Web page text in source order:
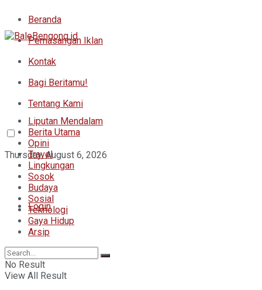
Beranda
Pemasangan Iklan
Kontak
Bagi Beritamu!
Tentang Kami
Thursday, August 6, 2026
Login
Liputan Mendalam
Berita Utama
Opini
Travel
Lingkungan
Sosok
Budaya
Sosial
Teknologi
Gaya Hidup
Arsip
No Result
View All Result